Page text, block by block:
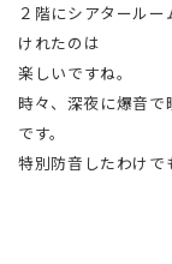
２階にシアタール
けれたのは
楽しいですね。
時々、深夜に爆音で
です。
特別防音したわけで